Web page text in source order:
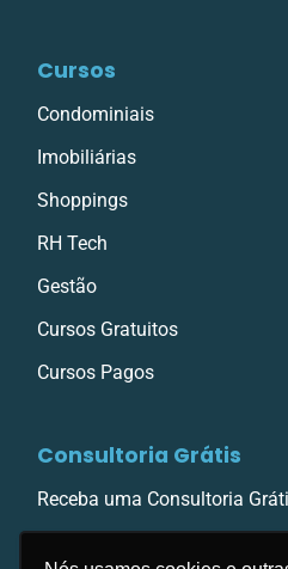
Cursos
Condominiais
Imobiliárias
Shoppings
RH Tech
Gestão
Cursos Gratuitos
Cursos Pagos
Consultoria Grátis
Receba uma Consultoria